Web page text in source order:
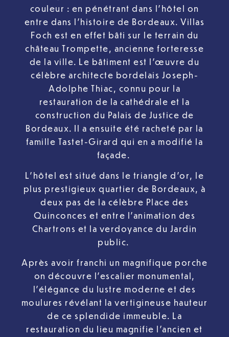
couleur : en pénétrant dans l’hôtel on
entre dans l’histoire de Bordeaux. Villas
Foch est en effet bâti sur le terrain du
château Trompette, ancienne forteresse
de la ville. Le bâtiment est l’œuvre du
célèbre architecte bordelais Joseph-
Adolphe Thiac, connu pour la
restauration de la cathédrale et la
construction du Palais de Justice de
Bordeaux. Il a ensuite été racheté par la
famille Tastet-Girard qui en a modifié la
façade.
L’hôtel est situé dans le triangle d’or, le
plus prestigieux quartier de Bordeaux, à
deux pas de la célèbre Place des
Quinconces et entre l’animation des
Chartrons et la verdoyance du Jardin
public.
Après avoir franchi un magnifique porche
on découvre l’escalier monumental,
l’élégance du lustre moderne et des
moulures révélant la vertigineuse hauteur
de ce splendide immeuble. La
restauration du lieu magnifie l’ancien et